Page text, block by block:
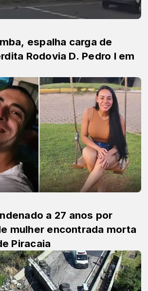
espalha carga de
Rodovia D. Pedro I em
a 27 anos por
mulher encontrada morta
Piracaia